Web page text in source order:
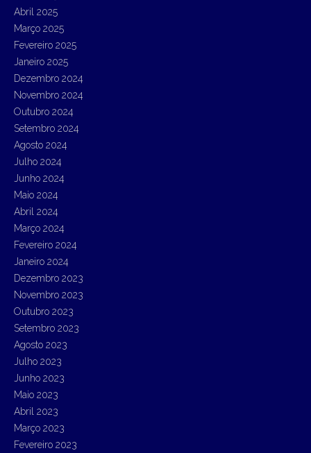
Abril 2025
Março 2025
Fevereiro 2025
Janeiro 2025
Dezembro 2024
Novembro 2024
Outubro 2024
Setembro 2024
Agosto 2024
Julho 2024
Junho 2024
Maio 2024
Abril 2024
Março 2024
Fevereiro 2024
Janeiro 2024
Dezembro 2023
Novembro 2023
Outubro 2023
Setembro 2023
Agosto 2023
Julho 2023
Junho 2023
Maio 2023
Abril 2023
Março 2023
Fevereiro 2023